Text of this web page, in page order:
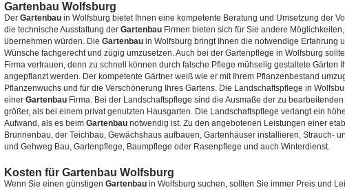
Gartenbau Wolfsburg
Der Gartenbau in Wolfsburg bietet Ihnen eine kompetente Beratung und Umsetzung der
die technische Ausstattung der Gartenbau Firmen bieten sich für Sie andere
übernehmen würden. Die Gartenbau in Wolfsburg bringt Ihnen die notwendige Erfahrung
Wünsche fachgerecht und zügig umzusetzen. Auch bei der Gartenpflege in Wolfsburg
Firma vertrauen, denn zu schnell können durch falsche Pflege mühselig gestaltete Gärten
angepflanzt werden. Der kompetente Gärtner weiß wie er mit Ihrem Pflanzenbestand
Pflanzenwuchs und für die Verschönerung Ihres Gartens. Die Landschaftspflege in
einer Gartenbau Firma. Bei der Landschaftspflege sind die Ausmaße der zu
größer, als bei einem privat genutzten Hausgarten. Die Landschaftspflege verlangt ein
Aufwand, als es beim Gartenbau notwendig ist. Zu den angebotenen Leistungen einer
Brunnenbau, der Teichbau, Gewächshaus aufbauen, Gartenhäuser installieren, Strauch-
und Gehweg Bau, Gartenpflege, Baumpflege oder Rasenpflege und auch Winterdienst.
Kosten für Gartenbau Wolfsburg
Wenn Sie einen günstigen Gartenbau in Wolfsburg suchen, sollten Sie immer Preis und